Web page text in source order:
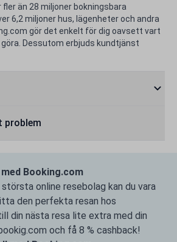
än 28 miljoner bokningsbara
6,2 miljoner hus, lägenheter och andra
gör det enkelt för dig oavsett vart
göra. Dessutom erbjuds kundtjänst
problem
Booking.com
online resebolag kan du vara
den perfekta resan hos
din nästa resa lite extra med din
och få 8 % cashback!